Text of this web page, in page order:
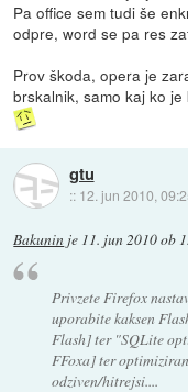
Pa office sem tudi še
odpre, word se pa res
Prov škoda, opera je
brskalnik, samo kaj ko
gtu
:: 12. jun 2010,
Bakunin je 11. jun 2010 ob
Privzete Firefox
uporabite kaksen
Flash] ter "SQLite
FFoxa] ter optimiziran
odziven/hitrejsi....